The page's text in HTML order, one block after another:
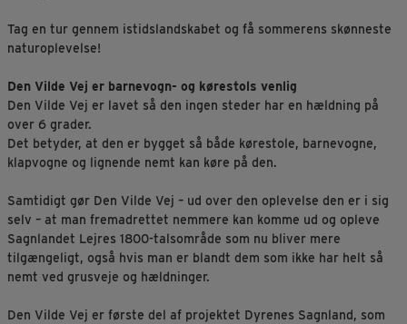
Tag en tur gennem istidslandskabet og få sommerens skønneste
naturoplevelse!
Den Vilde Vej er barnevogn- og kørestols venlig
Den Vilde Vej er lavet så den ingen steder har en hældning på
over 6 grader.
Det betyder, at den er bygget så både kørestole, barnevogne,
klapvogne og lignende nemt kan køre på den.
Samtidigt gør Den Vilde Vej – ud over den oplevelse den er i sig
selv – at man fremadrettet nemmere kan komme ud og opleve
Sagnlandet Lejres 1800-talsområde som nu bliver mere
tilgængeligt, også hvis man er blandt dem som ikke har helt så
nemt ved grusveje og hældninger.
Den Vilde Vej er første del af projektet Dyrenes Sagnland, som